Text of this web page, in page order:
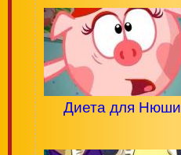
Диета для Нюши